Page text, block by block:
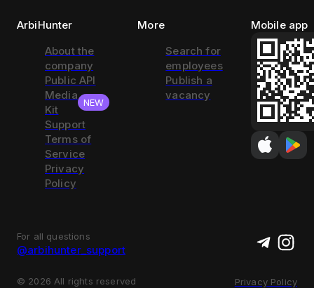
ArbiHunter
About the
company
Public API
Media
Kit
NEW
Support
Terms of
Service
Privacy
Policy
More
Search for
employees
Publish a
vacancy
Mobile app
For all questions
@arbihunter_support
© 2026 All rights reserved Privacy Policy